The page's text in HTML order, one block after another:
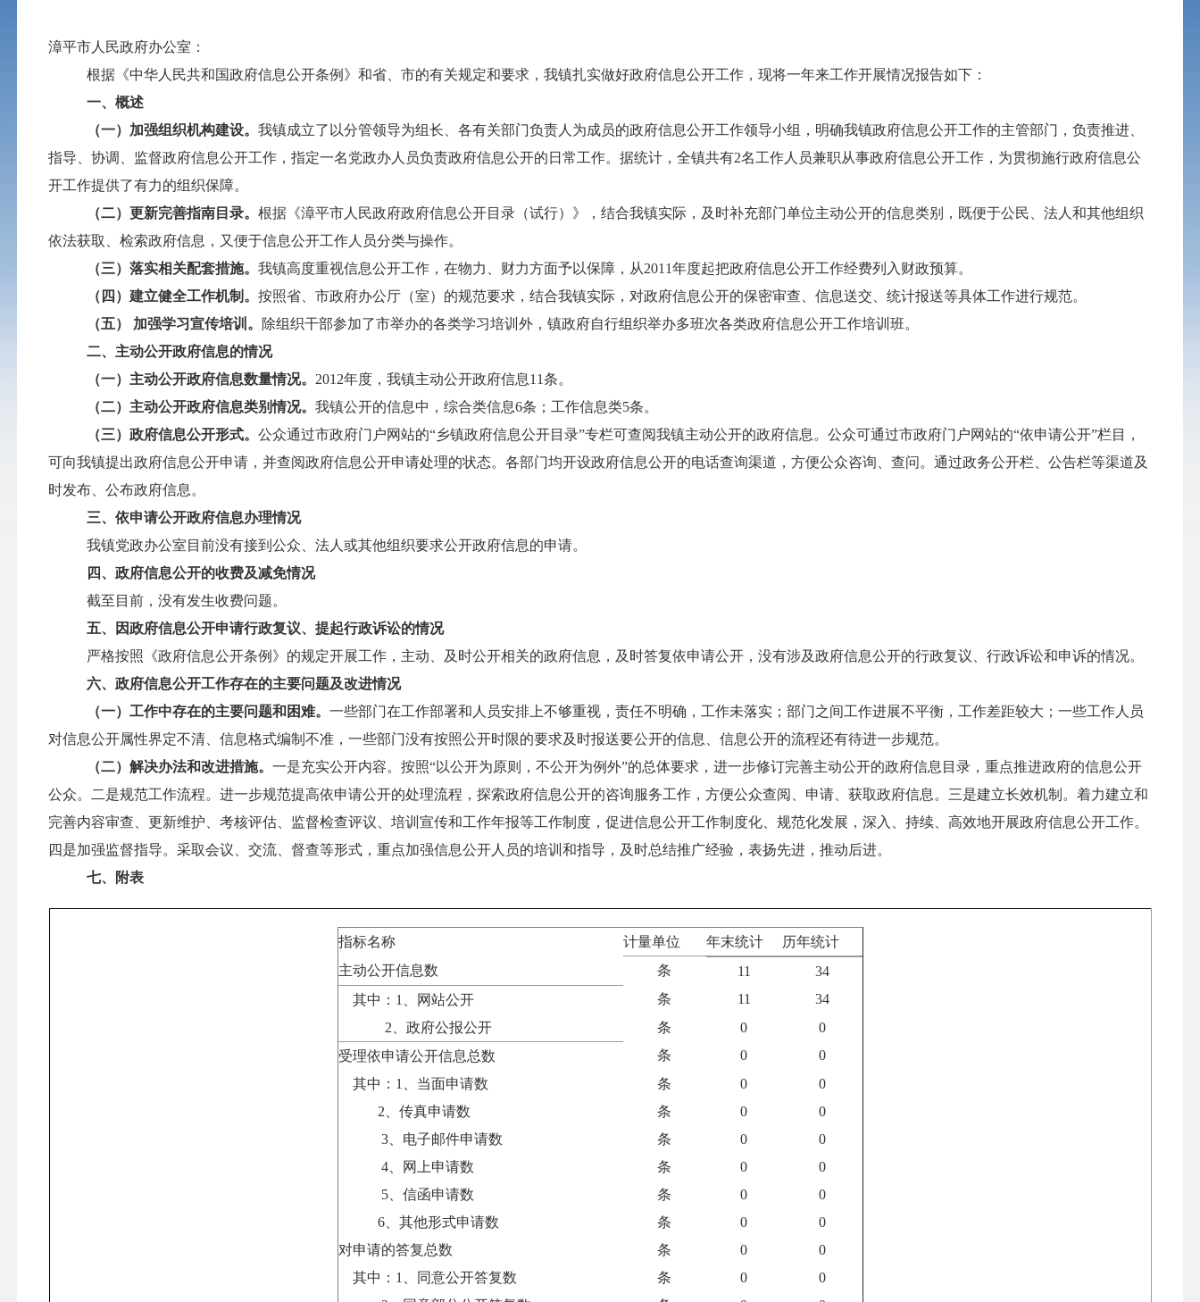
漳平市人民政府办公室：
根据《中华人民共和国政府信息公开条例》和省、市的有关规定和要求，我镇扎实做好政府信息公开工作，现将一年来工作开展情况报告如下：
一、概述
（一）加强组织机构建设。我镇成立了以分管领导为组长、各有关部门负责人为成员的政府信息公开工作领导小组，明确我镇政府信息公开工作的主管部门，负责推进、
指导、协调、监督政府信息公开工作，指定一名党政办人员负责政府信息公开的日常工作。据统计，全镇共有2名工作人员兼职从事政府信息公开工作，为贯彻施行政府信息公
开工作提供了有力的组织保障。
（二）更新完善指南目录。根据《漳平市人民政府政府信息公开目录（试行）》，结合我镇实际，及时补充部门单位主动公开的信息类别，既便于公民、法人和其他组织
依法获取、检索政府信息，又便于信息公开工作人员分类与操作。
（三）落实相关配套措施。我镇高度重视信息公开工作，在物力、财力方面予以保障，从2011年度起把政府信息公开工作经费列入财政预算。
（四）建立健全工作机制。按照省、市政府办公厅（室）的规范要求，结合我镇实际，对政府信息公开的保密审查、信息送交、统计报送等具体工作进行规范。
（五） 加强学习宣传培训。
除组织干部参加了市举办的各类学习培训外，镇政府自行组织举办多班次各类政府信息公开工作培训班。
二、主动公开政府信息的情况
（一）主动公开政府信息数量情况。 2012年度，我镇主动公开政府信息11条。
（二）主动公开政府信息类别情况。我镇公开的信息中，综合类信息6条；工作信息类5条。
（三）政府信息公开形式。公众通过市政府门户网站的“乡镇政府信息公开目录”专栏可查阅我镇主动公开的政府信息。公众可通过市政府门户网站的“依申请公开”栏目，
可向我镇提出政府信息公开申请，并查阅政府信息公开申请处理的状态。各部门均开设政府信息公开的电话查询渠道，方便公众咨询、查问。通过政务公开栏、公告栏等渠道及
时发布、公布政府信息。
三、依申请公开政府信息办理情况
我镇党政办公室目前没有接到公众、法人或其他组织要求公开政府信息的申请。
四、政府信息公开的收费及减免情况
截至目前，没有发生收费问题。
五、因政府信息公开申请行政复议、提起行政诉讼的情况
严格按照《政府信息公开条例》的规定开展工作，主动、及时公开相关的政府信息，及时答复依申请公开，没有涉及政府信息公开的行政复议、行政诉讼和申诉的情况。
六、政府信息公开工作存在的主要问题及改进情况
（一）工作中存在的主要问题和困难。一些部门在工作部署和人员安排上不够重视，责任不明确，工作未落实；部门之间工作进展不平衡，工作差距较大；一些工作人员
对信息公开属性界定不清、信息格式编制不准，一些部门没有按照公开时限的要求及时报送要公开的信息、信息公开的流程还有待进一步规范。
（二）解决办法和改进措施。一是充实公开内容。按照“以公开为原则，不公开为例外”的总体要求，进一步修订完善主动公开的政府信息目录，重点推进政府的信息公开
公众。二是规范工作流程。进一步规范提高依申请公开的处理流程，探索政府信息公开的咨询服务工作，方便公众查阅、申请、获取政府信息。三是建立长效机制。着力建立和
完善内容审查、更新维护、考核评估、监督检查评议、培训宣传和工作年报等工作制度，促进信息公开工作制度化、规范化发展，深入、持续、高效地开展政府信息公开工作。
四是加强监督指导。采取会议、交流、督查等形式，重点加强信息公开人员的培训和指导，及时总结推广经验，表扬先进，推动后进。
七、附表
指标名称 计量单位 年末统计
历年统计
主动公开信息数
条 11
34
其中： 1、网站公开 条 11
34
2 、政府公报公开 条 0
0
受理依申请公开信息总数
条 0
0
其中： 1、当面申请数 条 0
0
2、传真申请数
条 0
0
3、电子邮件申请数 条 0
0
4、网上申请数 条 0
0
5、信函申请数
条 0
0
6、其他形式申请数
条 0
0
对申请的答复总数
条 0
0
其中： 1、同意公开答复数 条 0
0